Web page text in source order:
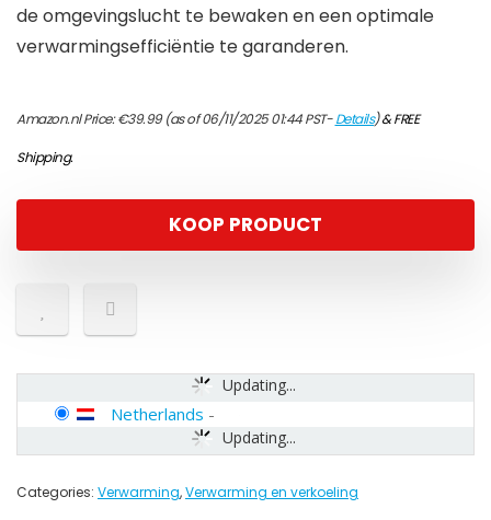
de omgevingslucht te bewaken en een optimale
verwarmingsefficiëntie te garanderen.
Amazon.nl Price:€39.99(as of 06/11/2025 01:44 PST-Details)&FREE
Shipping.
KOOP PRODUCT
Updating...
Updating...
Netherlands -
Categories: Verwarming,Verwarming en verkoeling